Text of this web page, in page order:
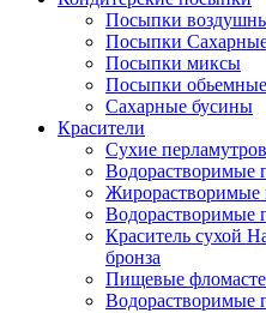
Посыпки
Посыпки
Посыпки миксы
Посыпки
Сахарные бусины
Красители
Сухие
Водорастворимые
Жирорастворимые
Водорастворимые
Краситель сухой
бронза
Пищевые
Водорастворимые